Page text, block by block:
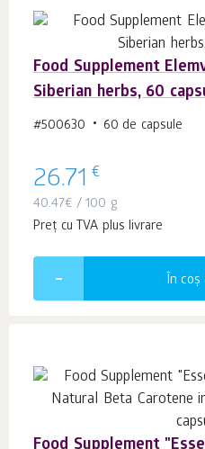
Food Supplement
Siberian herbs, 60
#500630 60 de capsule
26.71 €
40.47€ / 100 g
Preț cu TVA plus livrare
În coș